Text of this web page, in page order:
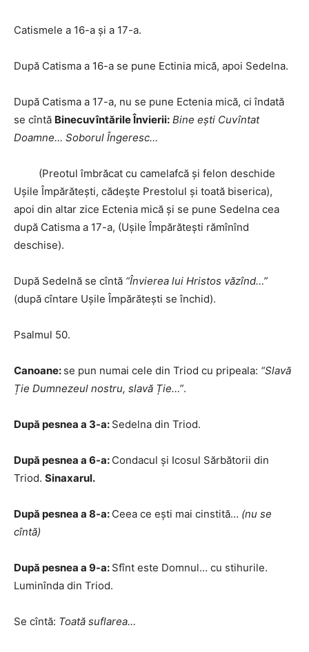
Catismele a 16-a și a 17-a.
După Catisma a 16-a se pune Ectinia mică, apoi Sedelna.
După Catisma a 17-a, nu se pune Ectenia mică, ci îndată
se cîntă Binecuvîntările Învierii: Bine ești Cuvîntat
Doamne… Soborul Îngeresc…
(Preotul îmbrăcat cu camelafcă și felon deschide
Ușile Împărătești, cădește Prestolul și toată biserica),
apoi din altar zice Ectenia mică și se pune Sedelna cea
după Catisma a 17-a, (Ușile Împărătești rămînînd
deschise).
După Sedelnă se cîntă “Învierea lui Hristos văzînd…”
(după cîntare Ușile Împărătești se închid).
Psalmul 50.
Canoane: se pun numai cele din Triod cu pripeala: “Slavă
Ție Dumnezeul nostru, slavă Ție…”.
După pesnea a 3-a: Sedelna din Triod.
După pesnea a 6-a: Condacul şi Icosul Sărbătorii din
Triod. Sinaxarul.
După pesnea a 8-a: Ceea ce eşti mai cinstită… (nu se
cîntă)
După pesnea a 9-a: Sfînt este Domnul… cu stihurile.
Luminînda din Triod.
Se cîntă: Toată suflarea…